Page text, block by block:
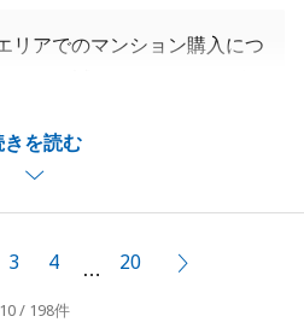
きを読む
リアでのマンション購入につ
がとうございます。
るよう努めてまいります。
点などございましたら、お気
お願いします。
3 4 … 20
10 / 198件